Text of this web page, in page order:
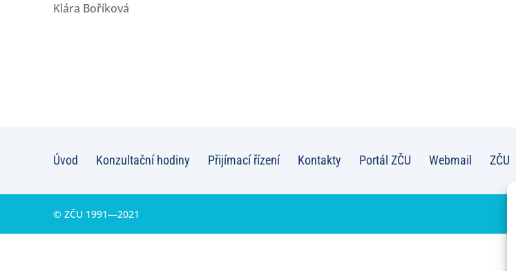
Klára Boříková
Úvod Konzultační hodiny Přijímací řízení Kontakty Portál ZČU Webmail ZČU
© ZČU 1991—2021